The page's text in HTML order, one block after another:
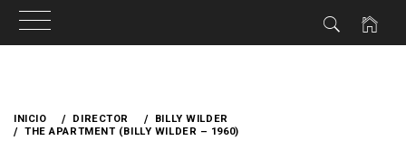
contenido
INICIO DIRECTOR
BILLY WILDER
THE APARTMENT (BILLY WILDER – 1960)